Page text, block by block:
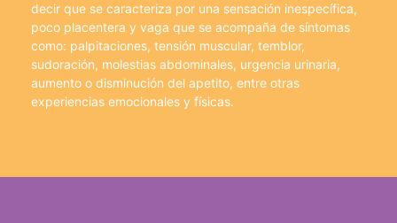
decir que se caracteriza por una sensación inespecífica,
poco placentera y vaga que se acompaña de síntomas
como: palpitaciones, tensión muscular, temblor,
sudoración, molestias abdominales, urgencia urinaria,
aumento o disminución del apetito, entre otras
experiencias emocionales y físicas.